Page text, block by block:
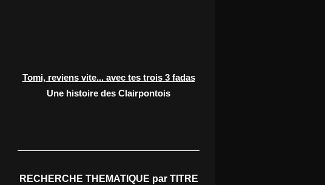
Tomi, reviens vite... avec tes trois 3 fadas
Une histoire des Clairpontois
RECHERCHE THEMATIQUE par TITRE